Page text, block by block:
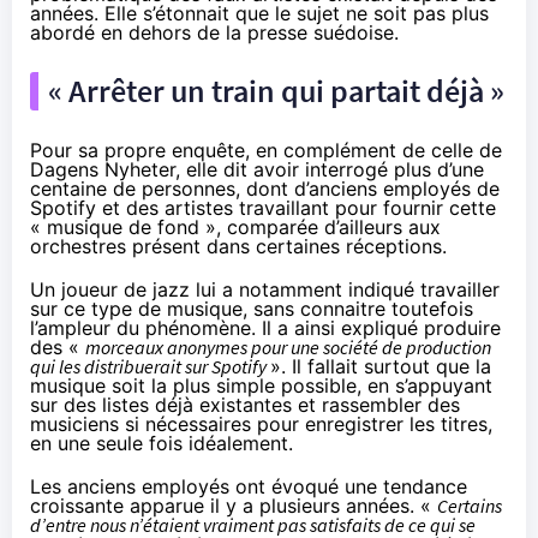
années. Elle s’étonnait que le sujet ne soit pas plus
abordé en dehors de la presse suédoise.
« Arrêter un train qui partait déjà »
Pour sa propre enquête, en complément de celle de
Dagens Nyheter, elle dit avoir interrogé plus d’une
centaine de personnes, dont d’anciens employés de
Spotify et des artistes travaillant pour fournir cette
« musique de fond », comparée d’ailleurs aux
orchestres présent dans certaines réceptions.
Un joueur de jazz lui a notamment indiqué travailler
sur ce type de musique, sans connaitre toutefois
l’ampleur du phénomène. Il a ainsi expliqué produire
des « morceaux anonymes pour une société de production
qui les distribuerait sur Spotify». Il fallait surtout que la
musique soit la plus simple possible, en s’appuyant
sur des listes déjà existantes et rassembler des
musiciens si nécessaires pour enregistrer les titres,
en une seule fois idéalement.
Les anciens employés ont évoqué une tendance
croissante apparue il y a plusieurs années. « Certains
d’entre nous n’étaient vraiment pas satisfaits de ce qui se